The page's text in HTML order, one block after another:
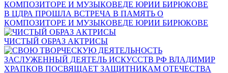
В ЦДРА ПРОШЛА ВСТРЕЧА В ПАМЯТЬ О
КОМПОЗИТОРЕ И МУЗЫКОВЕДЕ ЮРИИ БИРЮКОВЕ
ЧИСТЫЙ ОБРАЗ АКТРИСЫ